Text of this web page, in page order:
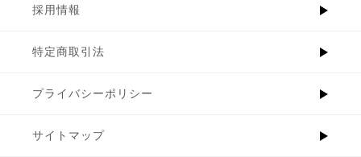
採用情報
特定商取引法
プライバシーポリシー
サイトマップ